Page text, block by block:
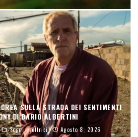
SULLA STRADA DEI SENTIMENTI
DI DARIO ALBERTINI
Sogni elettrici Agosto 8, 2026